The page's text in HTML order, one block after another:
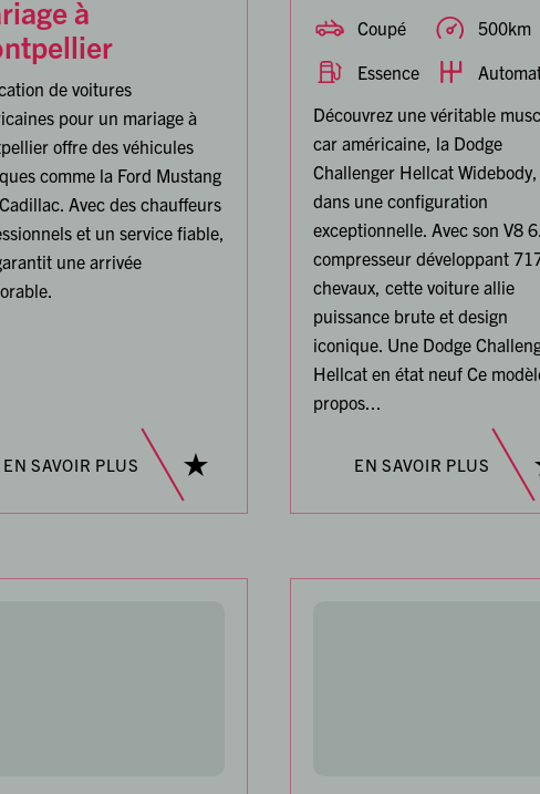
à
de voitures
pour un mariage à
offre des véhicules
comme la Ford Mustang
Avec des chauffeurs
et un service fiable,
une arrivée
EN SAVOIR PLUS
Coupé
500km
Essence
Découvrez une véritable
car américaine, la Dodge
Challenger Hellcat Widebody,
dans une configuration
exceptionnelle. Avec son V8
compresseur développant
chevaux, cette voiture allie
puissance brute et design
iconique. Une Dodge
Hellcat en état neuf Ce
propos...
EN SAVOIR PLUS